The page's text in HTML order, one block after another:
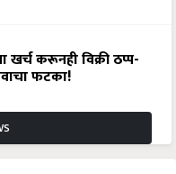
करूनही विक्री ठप्प-
फटका!